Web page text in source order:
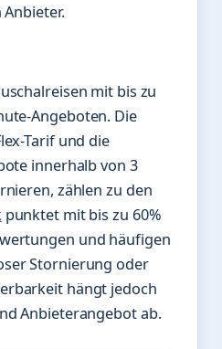
mit bis zu
Angeboten. Die
Tarif und die
innerhalb von 3
zählen zu den
punktet mit bis zu 60%
und häufigen
Stornierung oder
hängt jedoch
Anbieterangebot ab.